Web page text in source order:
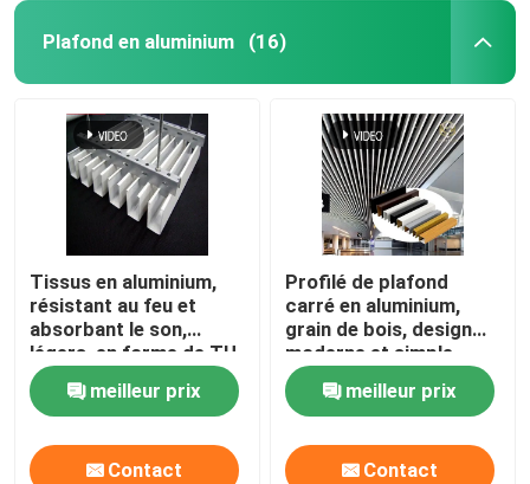
Plafond en aluminium (16)
Tissus en aluminium,
résistant au feu et
absorbant le son,
légers, en forme de TU,
pour bureaux et
commercesmeilleur prix
Contact
Profilé de plafond
carré en aluminium,
grain de bois, design
moderne et simple,
finition peinture en
aérosol, plafond
grillagé insonorisé pour
aéroports et centres
commerciaux
meilleur prix
Contact